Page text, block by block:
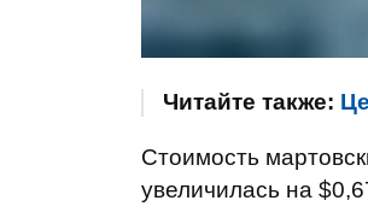
Читайте также:
Стоимость
увеличилась на